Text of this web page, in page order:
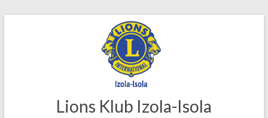
Lions Klub Izola-Isola